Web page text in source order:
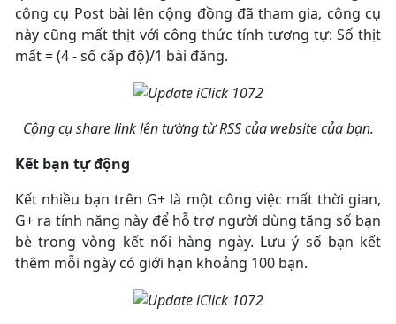
công cụ Post bài lên cộng đồng đã tham gia, công cụ
này cũng mất thịt với công thức tính tương tự: Số thịt
mất = (4 - số cấp độ)/1 bài đăng.
Cộng cụ share link lên tường từ RSS của website của bạn.
Kết bạn tự động
Kết nhiều bạn trên G+ là một công việc mất thời gian,
G+ ra tính năng này để hỗ trợ người dùng tăng số bạn
bè trong vòng kết nối hàng ngày. Lưu ý số bạn kết
thêm mỗi ngày có giới hạn khoảng 100 bạn.